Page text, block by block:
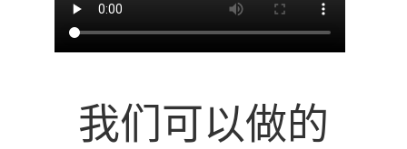
我们可以做的